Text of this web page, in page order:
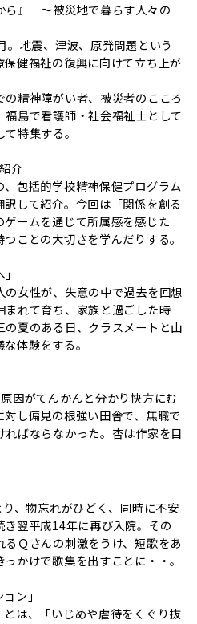
ら』 ～被災地で暮らす人々の
地震、津波、原発問題という
健福祉の復興に向けて立ち上が
精神障がい者、被災者のこころ
島で看護師・社会福祉士として
特集する。
介
包括的学校精神保健プログラム
して紹介。今回は「関係を創る
ームを通じて所属感を感じた
ことの大切さを学んだりする。
女性が、失意の中で過去を回想
れて育ち、家族と過ごした時
夏のある日、クラスメートと山
体験をする。
因がてんかんと分かり快方にむ
し偏見の根強い田舎で、無職で
ばならなかった。杏は作家を目
、物忘れがひどく、同時に不安
翌平成14年に再び入院。その
Ｑさんの刺激をうけ、短歌をあ
かけで歌集を出すことに・・。
ン」
とは、「いじめや虐待をくぐり抜